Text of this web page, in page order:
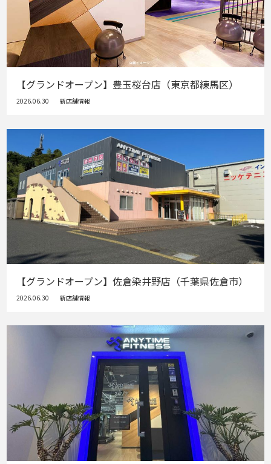
【グランドオープン】豊玉桜台店（東京都練馬区）
2026.06.30 新店舗情報
【グランドオープン】佐倉染井野店（千葉県佐倉市）
2026.06.30 新店舗情報